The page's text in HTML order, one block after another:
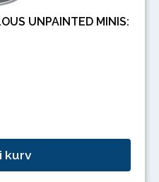
UNPAINTED MINIS:
kurv